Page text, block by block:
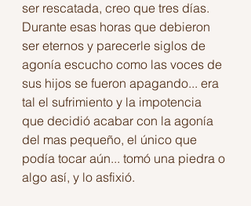
ser rescatada, creo que tres días.
Durante esas horas que debieron
ser eternos y parecerle siglos de
agonía escucho como las voces de
sus hijos se fueron apagando... era
tal el sufrimiento y la impotencia
que decidió acabar con la agonía
del mas pequeño, el único que
podía tocar aún... tomó una piedra o
algo así, y lo asfixió.